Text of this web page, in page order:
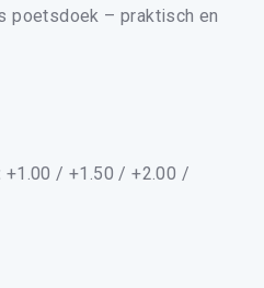
poetsdoek – praktisch en
+1.00 / +1.50 / +2.00 /